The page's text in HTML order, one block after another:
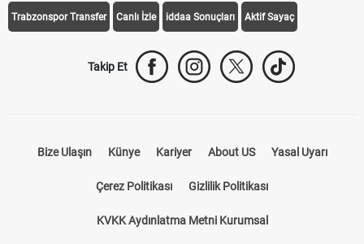
Trabzonspor Transfer Canlı İzle iddaa Sonuçları Aktif Sayaç
Takip Et
Bize Ulaşın Künye Kariyer About US Yasal Uyarı
Çerez Politikası Gizlilik Politikası
KVKK Aydınlatma Metni Kurumsal